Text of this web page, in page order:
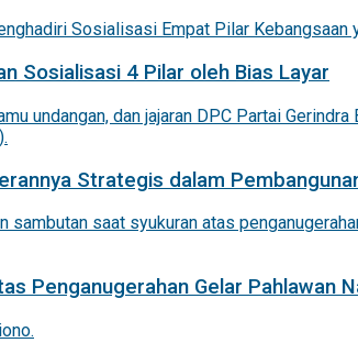
Sosialisasi 4 Pilar oleh Bias Layar
Strategis dalam
Penganugerahan Gelar Pahlawan